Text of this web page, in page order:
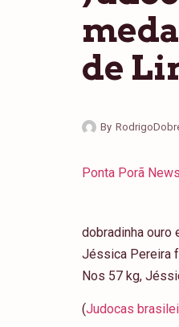
de
By
Ponta Porã
dobradinha ouro
Jéssica Pereira
Nos 57 kg,
(Judocas